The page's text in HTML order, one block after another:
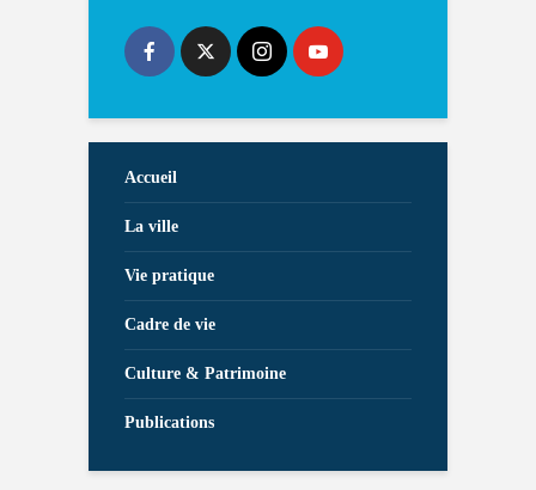
Accueil
La ville
Vie pratique
Cadre de vie
Culture & Patrimoine
Publications